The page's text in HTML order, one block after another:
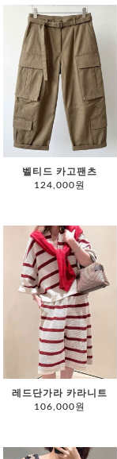
벨티드 카고팬츠
124,000원
레드단가라 카라니트
106,000원